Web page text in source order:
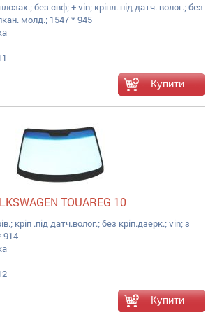
без свф; + vin; кріпл. під датч. волог.; без
молд.; 1547 * 945
TOUAREG 10
кріп .під датч.волог.; без кріп.дзерк.; vin; з
914